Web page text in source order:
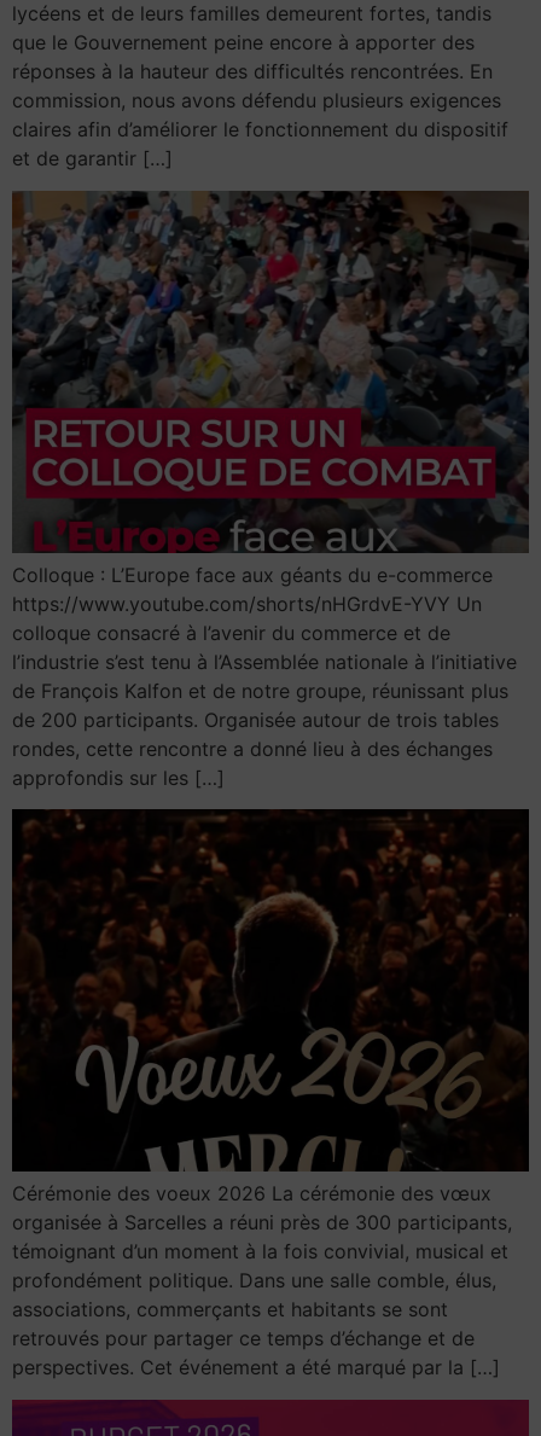
lycéens et de leurs familles demeurent fortes, tandis
que le Gouvernement peine encore à apporter des
réponses à la hauteur des difficultés rencontrées. En
commission, nous avons défendu plusieurs exigences
claires afin d’améliorer le fonctionnement du dispositif
et de garantir […]
Colloque : L’Europe face aux géants du e-commerce
https://www.youtube.com/shorts/nHGrdvE-YVY Un
colloque consacré à l’avenir du commerce et de
l’industrie s’est tenu à l’Assemblée nationale à l’initiative
de François Kalfon et de notre groupe, réunissant plus
de 200 participants. Organisée autour de trois tables
rondes, cette rencontre a donné lieu à des échanges
approfondis sur les […]
Cérémonie des voeux 2026 La cérémonie des vœux
organisée à Sarcelles a réuni près de 300 participants,
témoignant d’un moment à la fois convivial, musical et
profondément politique. Dans une salle comble, élus,
associations, commerçants et habitants se sont
retrouvés pour partager ce temps d’échange et de
perspectives. Cet événement a été marqué par la […]